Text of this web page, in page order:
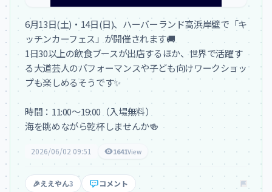
6月13日(土)・14日(日)、ハーバーランド高浜岸壁で「キ
ッチンカーフェス」が開催されます🚚
1日30以上の飲食ブースが出店するほか、世界で活躍す
る大道芸人のパフォーマンスや子ども向けワークショッ
プも楽しめるそうです✨
時間：11:00〜19:00（入場無料）
海を眺めながら乾杯しませんか🍻
2026/06/02 09:51 1641View
🎉ええやん3 コメント